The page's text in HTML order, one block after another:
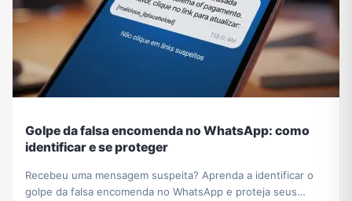
Golpe da falsa encomenda no WhatsApp: como
identificar e se proteger
Recebeu uma mensagem suspeita? Aprenda a identificar o
golpe da falsa encomenda no WhatsApp e proteja seus